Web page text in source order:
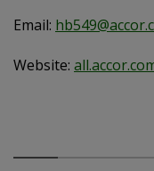
Email:
Website: